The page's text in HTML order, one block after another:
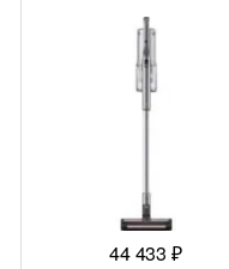
44 433₽